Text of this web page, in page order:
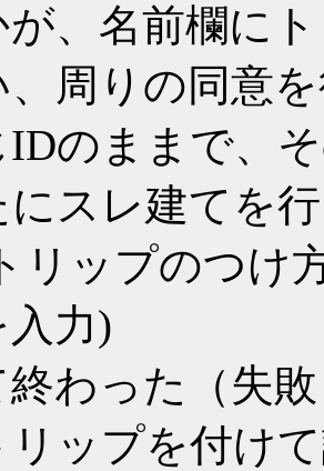
、名前欄に
、周りの同意
のままで、
にスレ建てを
ップのつけ方
力)
わった（失
リップを付け